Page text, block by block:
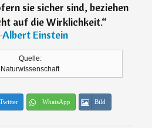
sie sicher sind, beziehen
auf die Wirklichkeit.“
Albert Einstein
Quelle:
Naturwissenschaft
Twitter WhatsApp Bild